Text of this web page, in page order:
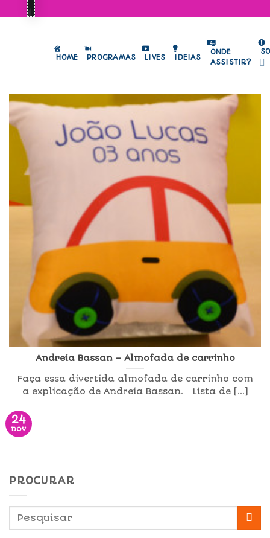
HOME PROGRAMAS LIVES IDEIAS
ONDE
ASSISTIR?
Andreia Bassan – Almofada de carrinho
Faça essa divertida almofada de carrinho com
a explicação de Andreia Bassan. Lista de [...]
24
nov
PROCURAR